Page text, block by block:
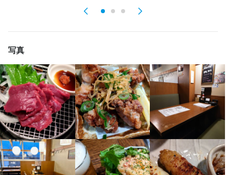
写真
月給52万円（諸手当含む）＋賞与年2回　年収660万～700万円
■店長A（次長）
■店長B（課長）
月給37万円（諸手当含む）＋賞与年2回　年収480万～540万円
■店長候補（課長代理）
月給34万円（諸手当含む）＋賞与年2回　年収438万～470万円
【例　基本給205000円＋役職給29000円＋固定残業代85000円＋
深夜給21000円】
※固定残業代は50hとなります。
■副店長B（副係長）
月給32万円(諸手当含む）＋賞与年2回　 年収340万～380万円
【例　基本給205000円＋役職給20000円＋固定残業代75000円＋